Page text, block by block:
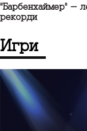
"Барбенхаймер" -
рекорди
игри